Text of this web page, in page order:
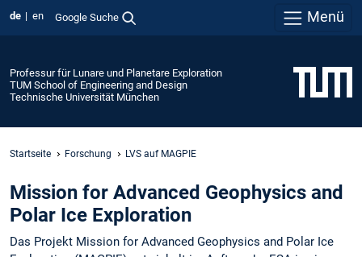
de en Google Suche Menü
Professur für Lunare und Planetare Exploration
TUM School of Engineering and Design
Technische Universität München
Startseite Forschung LVS auf MAGPIE
Mission for Advanced Geophysics and
Polar Ice Exploration
Das Projekt Mission for Advanced Geophysics and Polar Ice